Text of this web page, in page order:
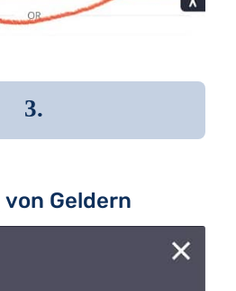
3.
Geldern